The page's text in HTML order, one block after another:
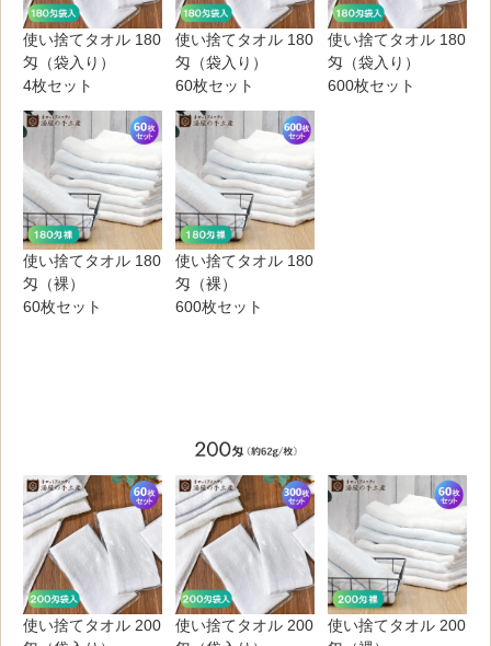
使い捨てタオル 180
匁（袋入り）
4枚セット
使い捨てタオル 180
匁（袋入り）
60枚セット
使い捨てタオル 180
匁（袋入り）
600枚セット
使い捨てタオル 180
匁（裸）
60枚セット
使い捨てタオル 180
匁（裸）
600枚セット
使い捨てタオル 200
使い捨てタオル 200
使い捨てタオル 200